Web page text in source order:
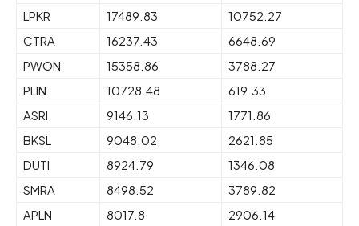
LPKR
17489.83
10752.27
CTRA
16237.43
6648.69
PWON
15358.86
3788.27
PLIN
10728.48
619.33
ASRI
9146.13
1771.86
BKSL
9048.02
2621.85
DUTI
8924.79
1346.08
SMRA
8498.52
3789.82
APLN
8017.8
2906.14